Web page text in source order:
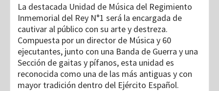
La destacada Unidad de Música del Regimiento
Inmemorial del Rey N°1 será la encargada de
cautivar al público con su arte y destreza.
Compuesta por un director de Música y 60
ejecutantes, junto con una Banda de Guerra y una
Sección de gaitas y pífanos, esta unidad es
reconocida como una de las más antiguas y con
mayor tradición dentro del Ejército Español.